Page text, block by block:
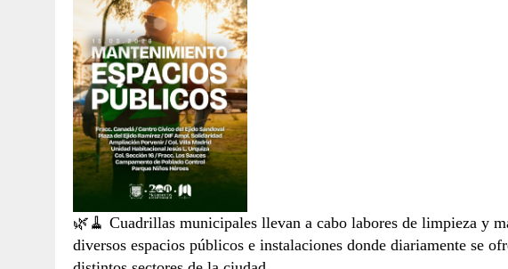
🌿🧹 Cuadrillas municipales llevan a cabo labores de limpieza y
diversos espacios públicos e instalaciones donde diariamente se